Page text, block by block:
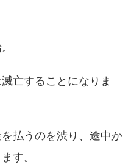
亡することになりま
払うのを渋り、途中か
す。